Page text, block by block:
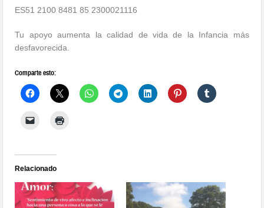
ES51 2100 8481 85 2300021116
Tu apoyo aumenta la calidad de vida de la Infancia más
desfavorecida.
Comparte esto:
Relacionado